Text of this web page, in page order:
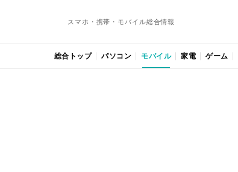
スマホ・携帯・モバイル総合情報
総合トップ パソコン モバイル 家電 ゲーム